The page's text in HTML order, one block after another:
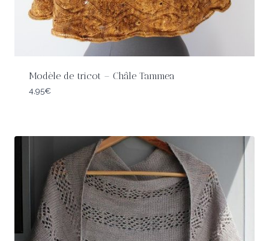
Modèle de tricot – Châle Tammea
4,95€